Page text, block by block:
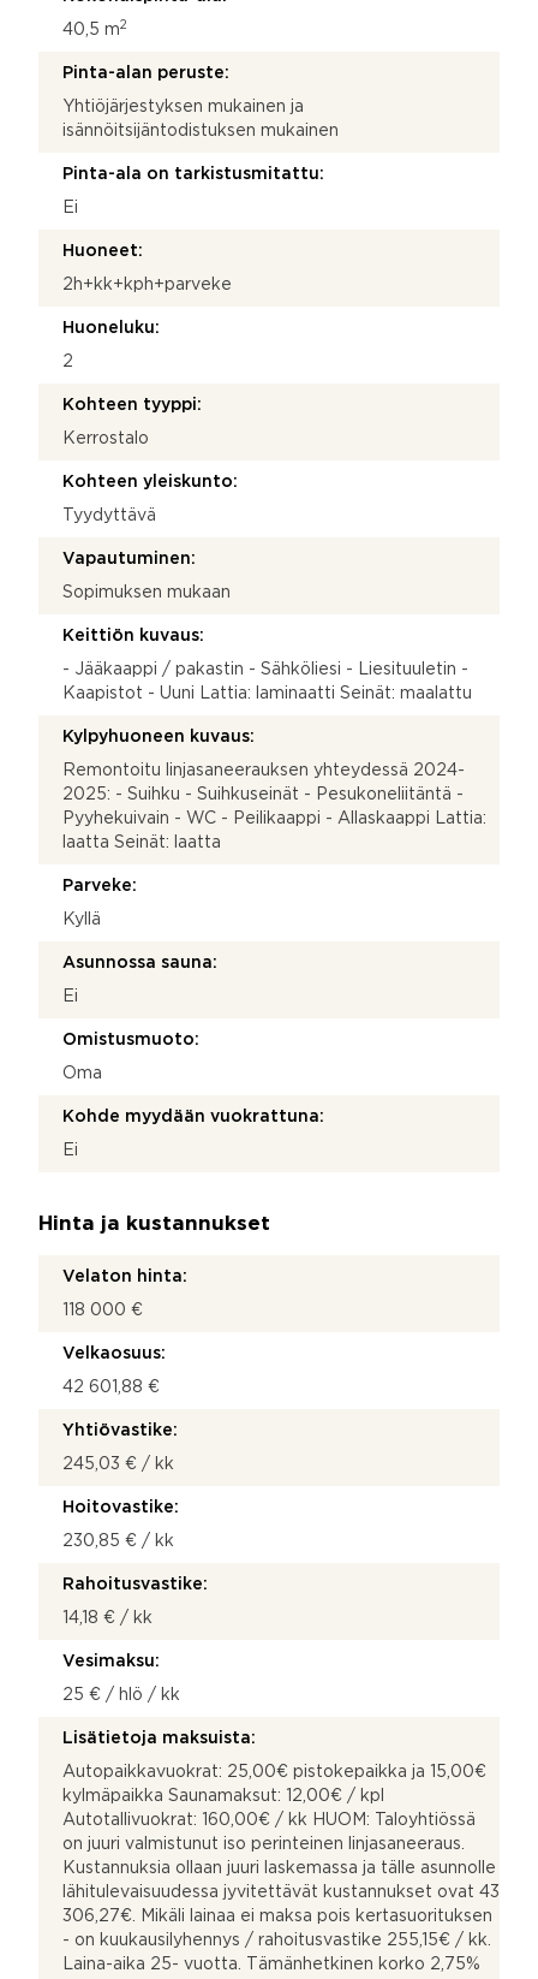
40,5 m2
Pinta-alan peruste:
Yhtiöjärjestyksen mukainen ja
isännöitsijäntodistuksen mukainen
Pinta-ala on tarkistusmitattu:
Ei
Huoneet:
2h+kk+kph+parveke
Huoneluku:
2
Kohteen tyyppi:
Kerrostalo
Kohteen yleiskunto:
Tyydyttävä
Vapautuminen:
Sopimuksen mukaan
Keittiön kuvaus:
- Jääkaappi / pakastin - Sähköliesi - Liesituuletin -
Kaapistot - Uuni Lattia: laminaatti Seinät: maalattu
Kylpyhuoneen kuvaus:
Remontoitu linjasaneerauksen yhteydessä 2024-
2025: - Suihku - Suihkuseinät - Pesukoneliitäntä -
Pyyhekuivain - WC - Peilikaappi - Allaskaappi Lattia:
laatta Seinät: laatta
Parveke:
Kyllä
Asunnossa sauna:
Ei
Omistusmuoto:
Oma
Kohde myydään vuokrattuna:
Ei
Hinta ja kustannukset
Velaton hinta:
118 000 €
Velkaosuus:
42 601,88 €
Yhtiövastike:
245,03 € / kk
Hoitovastike:
230,85 € / kk
Rahoitusvastike:
14,18 € / kk
Vesimaksu:
25 € / hlö / kk
Lisätietoja maksuista:
Autopaikkavuokrat: 25,00€ pistokepaikka ja 15,00€
kylmäpaikka Saunamaksut: 12,00€ / kpl
Autotallivuokrat: 160,00€ / kk HUOM: Taloyhtiössä
on juuri valmistunut iso perinteinen linjasaneeraus.
Kustannuksia ollaan juuri laskemassa ja tälle asunnolle
lähitulevaisuudessa jyvitettävät kustannukset ovat 43
306,27€. Mikäli lainaa ei maksa pois kertasuorituksen
- on kuukausilyhennys / rahoitusvastike 255,15€ / kk.
Laina-aika 25- vuotta. Tämänhetkinen korko 2,75%